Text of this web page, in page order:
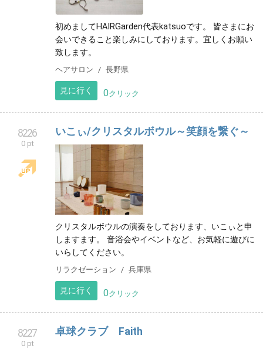
初めましてHAIRGarden代表katsuoです。 皆さまにお
会いできること楽しみにしております。宜しくお願い
致します。
ヘアサロン 長野県
見に行く 0クリック
8226
0 pt
いこぃ/クリスタルボウル～笑顔を繋ぐ～
クリスタルボウルの演奏をしております、いこぃと申
しますます。 音浴会やイベントなど、お気軽に遊びに
いらしてください。
リラクゼーション 兵庫県
見に行く 0クリック
8227
0 pt
卓球クラブ Faith